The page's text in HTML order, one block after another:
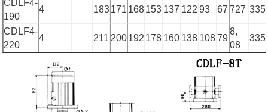
CDLF4-
190
4 183171 168153 137 122 93 67 727 335
CDLF4-
220
4 211 200192 178 160 138 108 79
8,
08
335